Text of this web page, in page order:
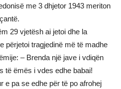
me 3 dhjetor 1943 meriton
29 vjetësh ai jetoi dhe la
përjetoi tragjedinë më të madhe
– Brenda një jave i vdiqën
të ëmës i vdes edhe babai!
e pa se edhe për të po afrohej